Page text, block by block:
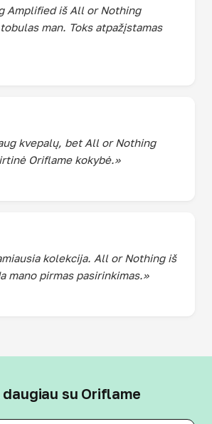
Amplified iš All or Nothing
man. Toks atpažįstamas
kvepalų, bet All or Nothing
Oriflame kokybė.»
kolekcija. All or Nothing iš
mano pirmas pasirinkimas.»
daugiau su Oriflame